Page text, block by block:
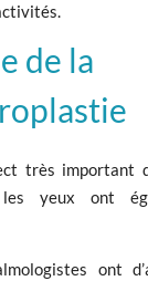
de la
très important
les yeux ont
ont